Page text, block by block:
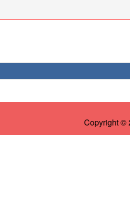
Copyright ©